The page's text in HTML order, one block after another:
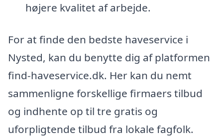
højere kvalitet af arbejde.
For at finde den bedste haveservice i
Nysted, kan du benytte dig af platformen
find-haveservice.dk. Her kan du nemt
sammenligne forskellige firmaers tilbud
og indhente op til tre gratis og
uforpligtende tilbud fra lokale fagfolk.